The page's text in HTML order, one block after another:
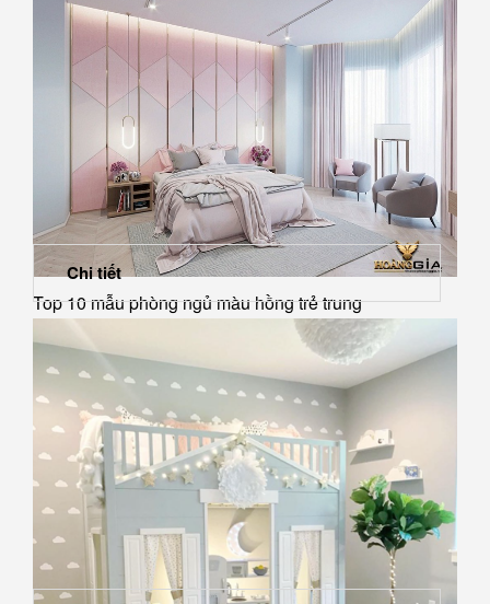
Top 10 mẫu phòng ngủ màu hồng trẻ trung
Chi tiết